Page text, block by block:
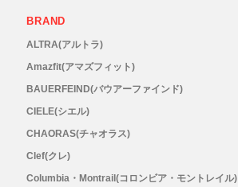
BRAND
ALTRA(アルトラ)
Amazfit(アマズフィット)
BAUERFEIND(バウアーファインド)
CIELE(シエル)
CHAORAS(チャオラス)
Clef(クレ)
Columbia・Montrail(コロンビア・モントレイル)